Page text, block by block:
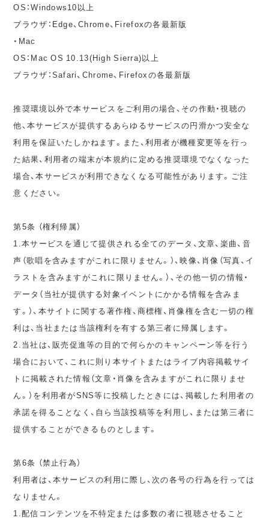
OS：Windows10以上
ブラウザ：Edge、Chrome、Firefoxの各最新版
・Mac
OS：Mac OS 10.13(High Sierra)以上
ブラウザ：Safari、Chrome、Firefoxの各最新版
推奨環境以外で本サービスをご利用の場合、その作動・視聴の
他、本サービスが提供するあらゆるサービスの円滑かつ安全な
利用を保証いたしかねます。また、利用者が機種変更等を行っ
た結果、利用者の端末が本規約に定める推奨環境でなくなった
場合、本サービスが利用できなくなる可能性があります。ご注
意ください。
第5条 （権利帰属）
1.本サービスを通じて提供される全てのデータ、文章、楽曲、音
声（歌唱を含みますがこれに限りません。）、映像、肖像（写真、イ
ラストを含みますがこれに限りません。）、その他一切の情報・
データ（当社が提供する対象イベントにかかる情報を含みま
す。）、本サイトに関する著作権、商標権、肖像権を含む一切の権
利は、当社または当該権利を有する第三者に帰属します。
2.当社は、販売促進等の目的で何らかのキャンペーン等を行う
場合において、これに則り本サイトまたはライブ内容掲載サイ
トに掲載された情報（文章・肖像を含みますがこれに限りませ
ん。）を利用者がSNS等に投稿したときには、掲載した利用者の
承諾を得ることなく、自ら当該投稿等を利用し、または第三者に
提供することができるものとします。
第6条 （禁止行為）
利用者は、本サービスの利用に際し、次の各号の行為を行っては
なりません。
1.配信コンテンツを不特定または多数の者に視聴させること